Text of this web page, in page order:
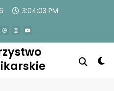
3:04:03 PM